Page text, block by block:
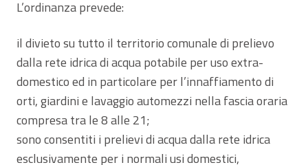
L’ordinanza prevede:
il divieto su tutto il territorio comunale di prelievo
dalla rete idrica di acqua potabile per uso extra-
domestico ed in particolare per l’innaffiamento di
orti, giardini e lavaggio automezzi nella fascia oraria
compresa tra le 8 alle 21;
sono consentiti i prelievi di acqua dalla rete idrica
esclusivamente per i normali usi domestici,